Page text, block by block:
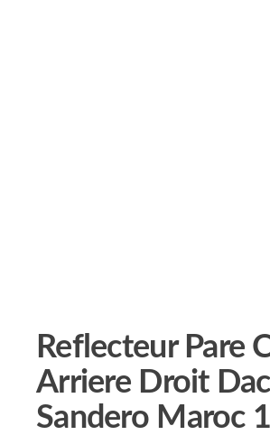
Reflecteur Pare
Arriere Droit
Sandero Maroc